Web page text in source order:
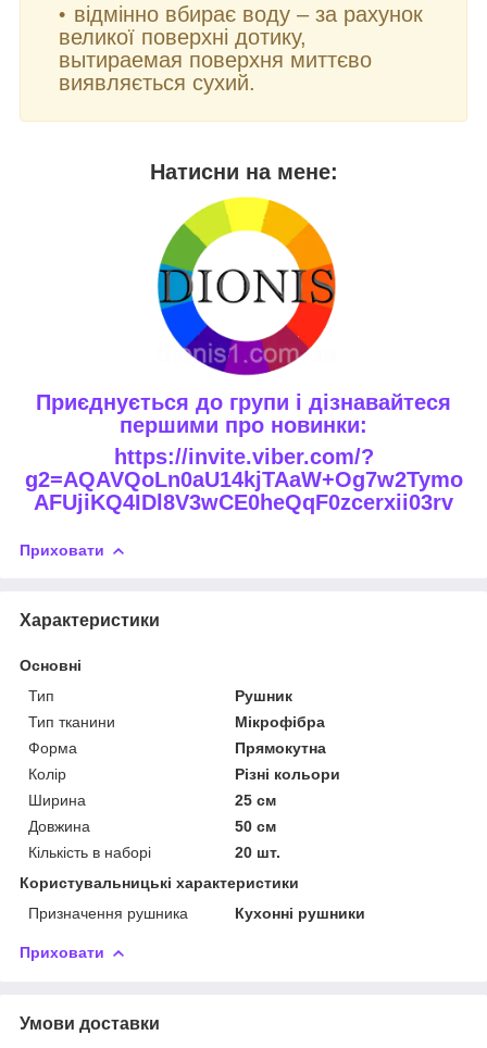
відмінно вбирає воду – за рахунок
великої поверхні дотику,
вытираемая поверхня миттєво
виявляється сухий.
Натисни на мене:
Приєднується до групи і дізнавайтеся
першими про новинки:
https://invite.viber.com/?
g2=AQAVQoLn0aU14kjTAaW+Og7w2Tymo
AFUjiKQ4IDl8V3wCE0heQqF0zcerxii03rv
Приховати
Характеристики
Основні
Тип
Рушник
Тип тканини
Мікрофібра
Форма
Прямокутна
Колір
Різні кольори
Ширина
25 см
Довжина
50 см
Кількість в наборі
20 шт.
Користувальницькі характеристики
Призначення рушника
Кухонні рушники
Приховати
Умови доставки